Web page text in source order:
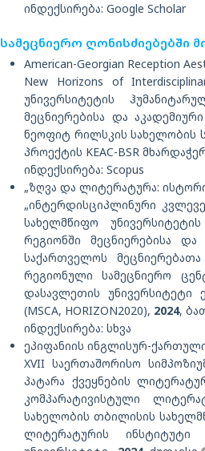
ინდექსირება: Google Scholar
სამეცნიერო ღონისძიებებში
American-Georgian Reception
New Horizons of
უნივერსიტეტის
მეცნიერებისა და
ნეოფიტ რილსკის სახელობის
პროექტის KEAC-BSR
ინდექსირება: Scopus
„ზღვა და ლიტერატურა:
„ინტერდისციპლინური
სახელმწიფო
რეგიონში მეცნიერებისა
საქართველოს
რეგიონული სამეცნიერო
დასავლეთის უნივერსიტეტი
(MSCA, HORIZON2020), 2024,
ინდექსირება: სხვა
ეპიფანიის ინგლისურ-
XVII საერთაშორისო
პატარა ქვეყნების
კომპარატივისტული
სახელობის თბილისის
ლიტერატურის ინსტიტუტი